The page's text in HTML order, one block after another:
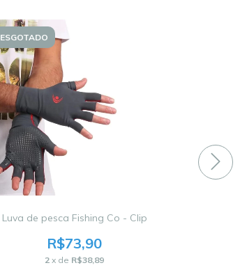
ESGOTADO
Luva de pesca Fishing Co - Clip
R$73,90
2 x de R$38,89